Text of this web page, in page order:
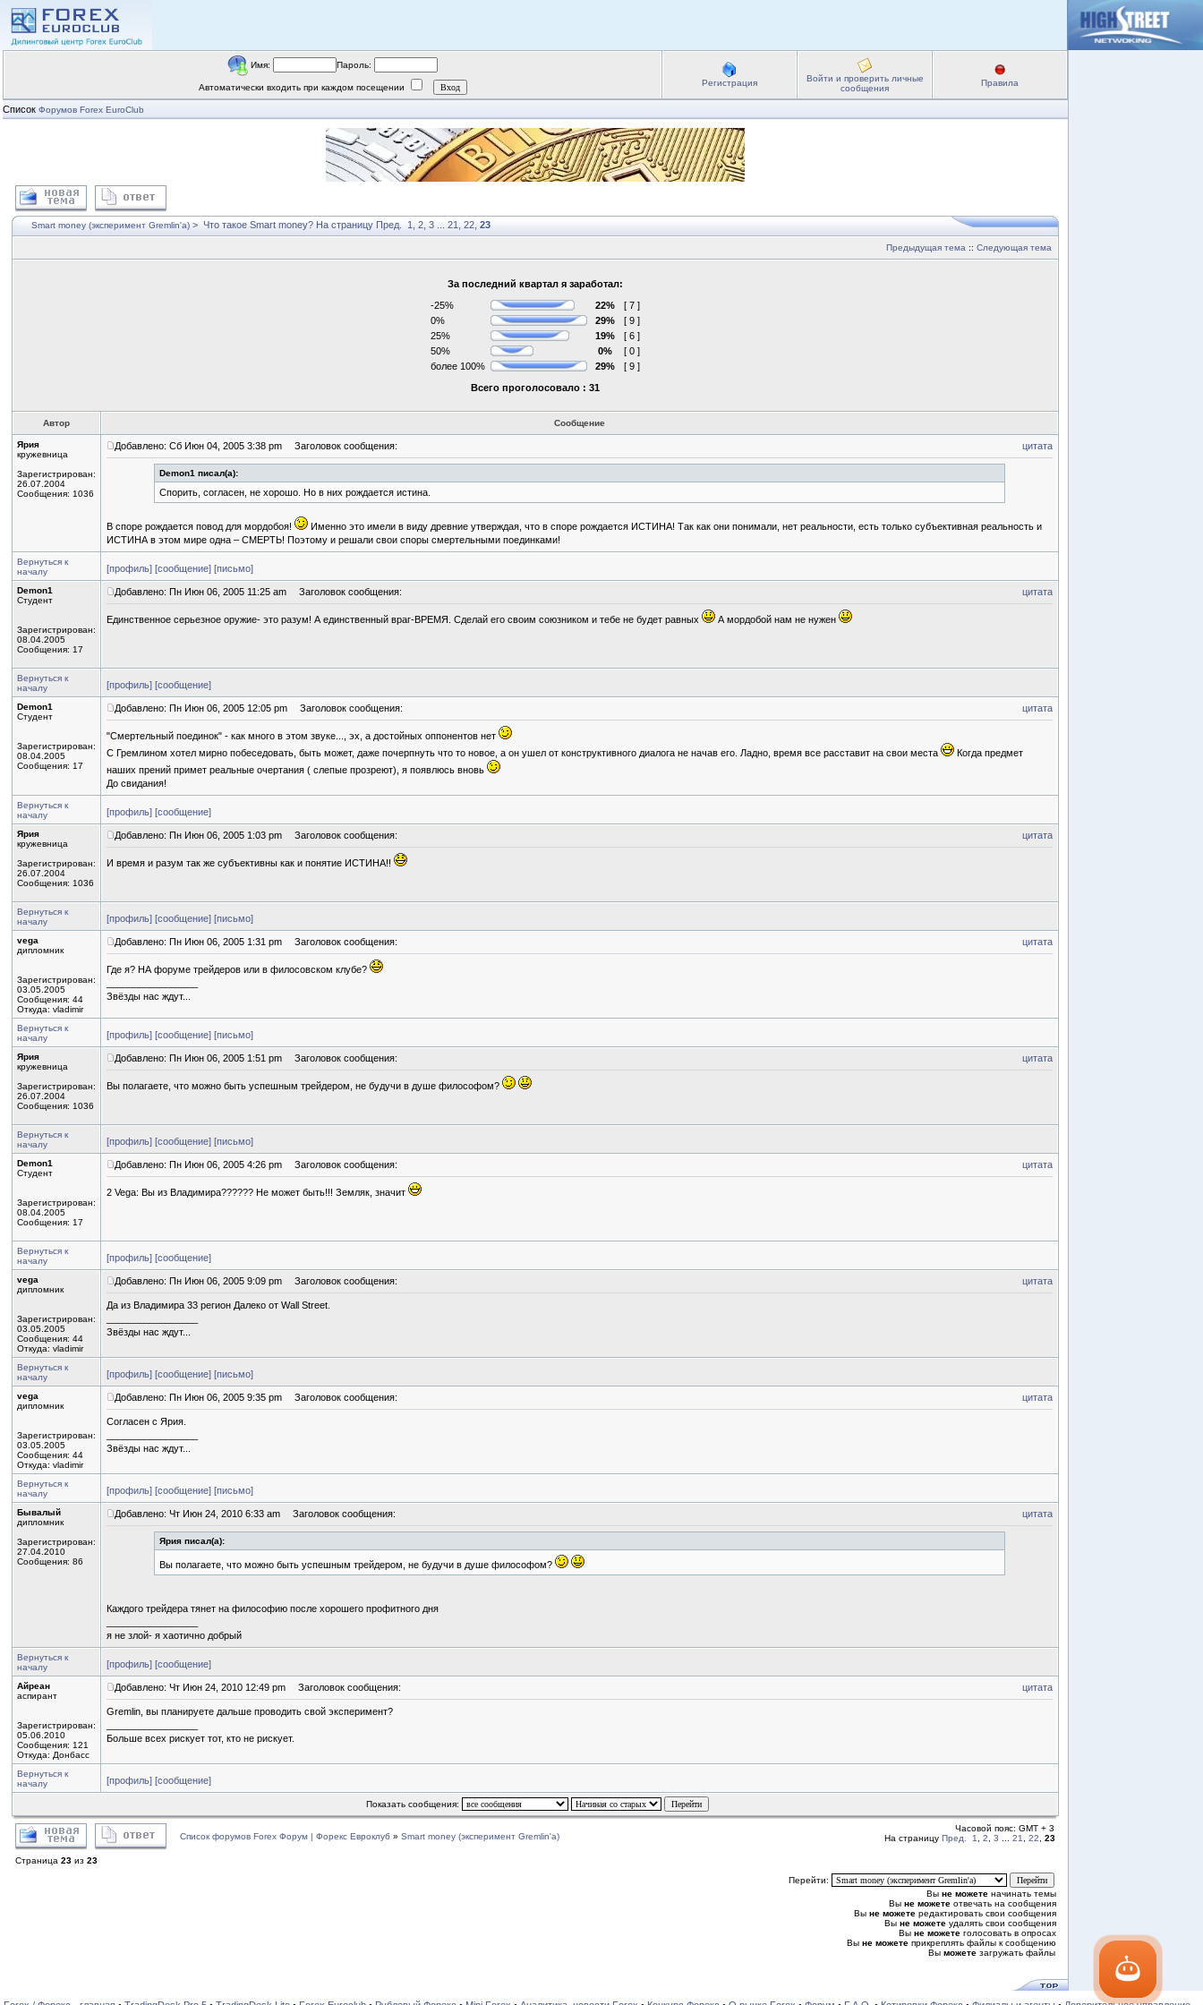
Имя: Пароль:
Автоматически входить при каждом посещении Регистрация
Войти и проверить личные
сообщения
Правила
Список Форумов Forex EuroClub
Smart money (эксперимент Gremlin'a) > Что такое Smart money? На страницу Пред. 1 2 3 21 22 23
Предыдущая тема :: Следующая тема
За последний квартал я заработал:
-25%
22%
[ 7 ]
0%
29%
[ 9 ]
25%
19%
[ 6 ]
50%
0%
[ 0 ]
более 100%
29%
[ 9 ]
Всего проголосовало : 31
Автор Сообщение
Ярия
кружевница
Зарегистрирован:
26.07.2004
Сообщения: 1036
Добавлено: Сб Июн 04, 2005 3:38 pm Заголовок сообщения: цитата
Demon1 писал(а):
Спорить, согласен, не хорошо. Но в них рождается истина.
В споре рождается повод для мордобоя!
Именно это имели в виду древние утверждая, что в споре рождается ИСТИНА! Так как они понимали, нет реальности, есть только субъективная реальность и
ИСТИНА в этом мире одна – СМЕРТЬ! Поэтому и решали свои споры смертельными поединками!
Вернуться к
началу
[профиль] [сообщение] [письмо]
Demon1
Студент
Зарегистрирован:
08.04.2005
Сообщения: 17
Добавлено: Пн Июн 06, 2005 11:25 am Заголовок сообщения: цитата
Единственное серьезное оружие- это разум! А единственный враг-ВРЕМЯ. Сделай его своим союзником и тебе не будет равных А мордобой нам не нужен
Вернуться к
началу
[профиль] [сообщение]
Demon1
Студент
Зарегистрирован:
08.04.2005
Сообщения: 17
Добавлено: Пн Июн 06, 2005 12:05 pm Заголовок сообщения: цитата
"Смертельный поединок" - как много в этом звуке..., эх, а достойных оппонентов нет
С Гремлином хотел мирно побеседовать, быть может, даже почерпнуть что то новое, а он ушел от конструктивного диалога не начав его. Ладно, время все расставит на свои места
Когда предмет
наших прений примет реальные очертания ( слепые прозреют), я появлюсь вновь
До свидания!
Вернуться к
началу
[профиль] [сообщение]
Ярия
кружевница
Зарегистрирован:
26.07.2004
Сообщения: 1036
Добавлено: Пн Июн 06, 2005 1:03 pm Заголовок сообщения: цитата
И время и разум так же субъективны как и понятие ИСТИНА!!
Вернуться к
началу
[профиль] [сообщение] [письмо]
vega
дипломник
Зарегистрирован:
03.05.2005
Сообщения: 44
Откуда: vladimir
Добавлено: Пн Июн 06, 2005 1:31 pm Заголовок сообщения: цитата
Где я? НА форуме трейдеров или в филосовском клубе?
Звёзды нас ждут...
Вернуться к
началу
[профиль] [сообщение] [письмо]
Ярия
кружевница
Зарегистрирован:
26.07.2004
Сообщения: 1036
Добавлено: Пн Июн 06, 2005 1:51 pm Заголовок сообщения: цитата
Вы полагаете, что можно быть успешным трейдером, не будучи в душе философом?
Вернуться к
началу
[профиль] [сообщение] [письмо]
Demon1
Студент
Зарегистрирован:
08.04.2005
Сообщения: 17
Добавлено: Пн Июн 06, 2005 4:26 pm Заголовок сообщения: цитата
2 Vega: Вы из Владимира?????? Не может быть!!! Земляк, значит
Вернуться к
началу
[профиль] [сообщение]
vega
дипломник
Зарегистрирован:
03.05.2005
Сообщения: 44
Откуда: vladimir
Добавлено: Пн Июн 06, 2005 9:09 pm Заголовок сообщения: цитата
Да из Владимира 33 регион Далеко от Wall Street.
Звёзды нас ждут...
Вернуться к
началу
[профиль] [сообщение] [письмо]
vega
дипломник
Зарегистрирован:
03.05.2005
Сообщения: 44
Откуда: vladimir
Добавлено: Пн Июн 06, 2005 9:35 pm Заголовок сообщения: цитата
Согласен с Ярия.
Звёзды нас ждут...
Вернуться к
началу
[профиль] [сообщение] [письмо]
Бывалый
дипломник
Зарегистрирован:
27.04.2010
Сообщения: 86
Добавлено: Чт Июн 24, 2010 6:33 am Заголовок сообщения: цитата
Ярия писал(а):
Вы полагаете, что можно быть успешным трейдером, не будучи в душе философом?
Каждого трейдера тянет на философию после хорошего профитного дня
я не злой- я хаотично добрый
Вернуться к
началу
[профиль] [сообщение]
Айреан
аспирант
Зарегистрирован:
05.06.2010
Сообщения: 121
Откуда: Донбасс
Добавлено: Чт Июн 24, 2010 12:49 pm Заголовок сообщения: цитата
Gremlin, вы планируете дальше проводить свой эксперимент?
Больше всех рискует тот, кто не рискует.
Вернуться к
началу
[профиль] [сообщение]
Показать сообщения:
Список форумов Forex Форум | Форекс Евроклуб » Smart money (эксперимент Gremlin'a)
Часовой пояс: GMT + 3
На страницу Пред. 1 2 3 21 22 23
Страница 23 из 23
Перейти:
Вы не можете начинать темы
Вы не можете отвечать на сообщения
Вы не можете редактировать свои сообщения
Вы не можете удалять свои сообщения
Вы не можете голосовать в опросах
Вы не можете прикреплять файлы к сообщению
Вы можете загружать файлы